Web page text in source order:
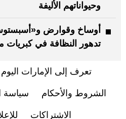
وحيواناتهم الأليفة
أوساخ وقوارض
تدهور النظافة في كبريات
تعرف إلى الإمارات اليوم
الشروط والأحكام سياسة
الاشتراكات